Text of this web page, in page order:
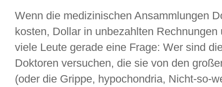
Wenn die medizinischen Ansammlungen
kosten, Dollar in unbezahlten
viele Leute gerade eine Frage: Wer sind
Doktoren versuchen, die sie von den
(oder die Grippe, hypochondria, Nicht-so-